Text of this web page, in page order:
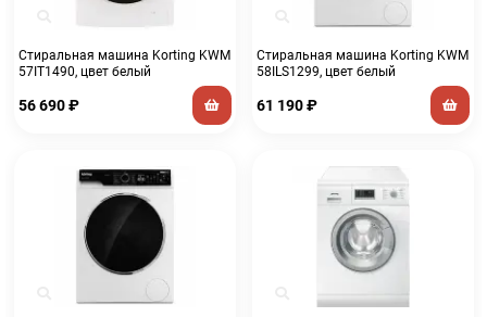
Стиральная машина Korting KWM
57IT1490, цвет белый
56 690₽
Стиральная машина Korting KWM
58ILS1299, цвет белый
61 190₽